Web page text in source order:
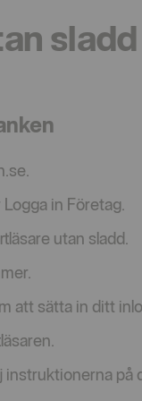
sladd
in Företag.
utan sladd.
att sätta in ditt
instruktionerna på